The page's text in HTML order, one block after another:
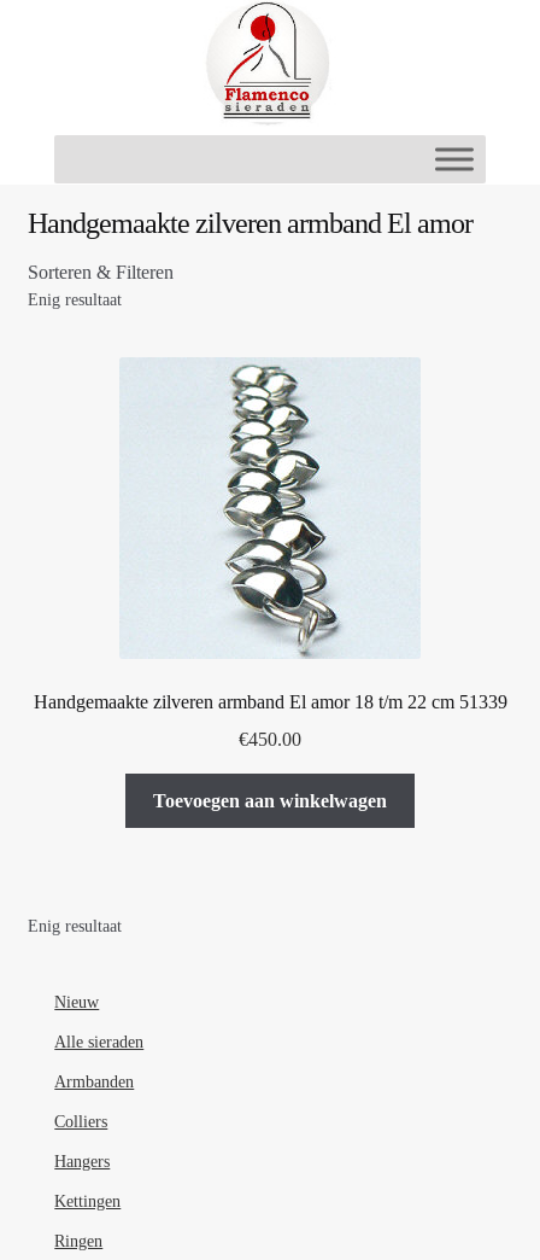
Handgemaakte zilveren armband El amor
Sorteren & Filteren
Enig resultaat
Handgemaakte zilveren armband El amor 18 t/m 22 cm 51339
€450.00
Toevoegen aan winkelwagen
Enig resultaat
Nieuw
Alle sieraden
Armbanden
Colliers
Hangers
Kettingen
Ringen